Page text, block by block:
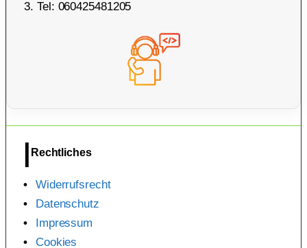
Tel: 060425481205
Rechtliches
Widerrufsrecht
Datenschutz
Impressum
Cookies